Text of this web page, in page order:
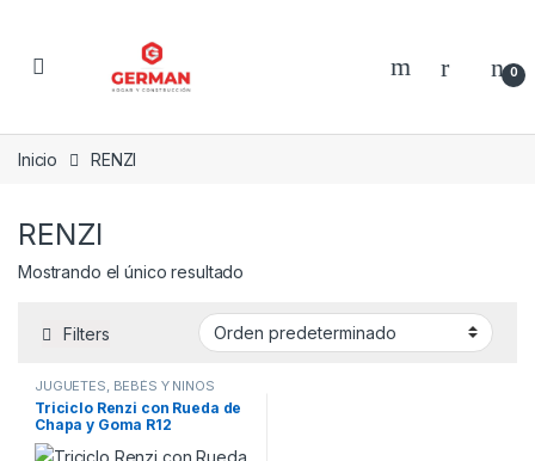
0
Inicio RENZI
RENZI
Mostrando el único resultado
Filters
JUGUETES, BEBÉS Y NIÑOS
Triciclo Renzi con Rueda de
Chapa y Goma R12